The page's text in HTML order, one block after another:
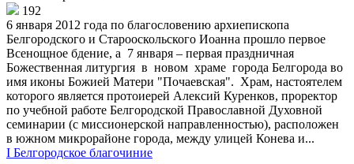
192
6 января 2012 года по благословению архиепископа
Белгородского и Старооскольского Иоанна прошло первое
Всенощное бдение, а 7 января – первая праздничная
Божественная литургия в новом храме города Белгорода во
имя иконы Божией Матери "Почаевская". Храм, настоятелем
которого является протоиерей Алексий Куренков, проректор
по учебной работе Белгородской Православной Духовной
семинарии (с миссионерской направленностью), расположен
в южном микрорайоне города, между улицей Конева и...
I Белгородское благочиние